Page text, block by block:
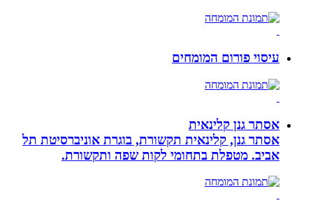
עיסוי פורום המומחים
אסתר גנן קלינאית
אסתר גנן, קלינאית תקשורת, בוגרת אוניברסיטת תל
אביב. מטפלת בתחומי לקות שפה ותקשורת.